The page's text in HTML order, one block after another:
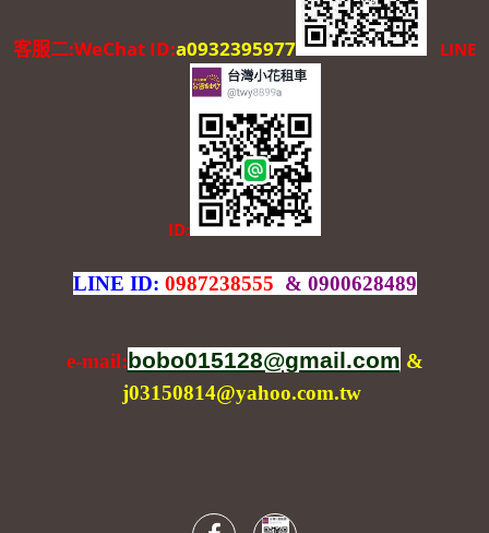
客服二:WeChat ID:a0932395977 LINE
ID:
LINE ID: 0987238555 & 0900628489
e-mail:bobo015128@gmail.com &
j03150814@yahoo.com.tw